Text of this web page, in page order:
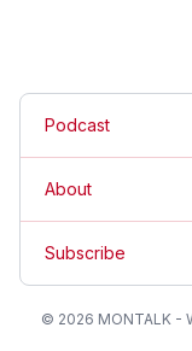
Podcast
About
Subscribe
© 2026 MONTALK -